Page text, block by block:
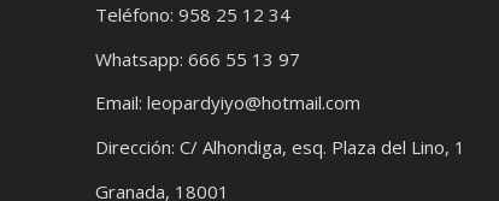
Teléfono: 958 25 12 34
Whatsapp: 666 55 13 97
Email: leopardyiyo@hotmail.com
Dirección: C/ Alhondiga, esq. Plaza del Lino, 1
Granada, 18001